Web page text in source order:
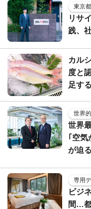
東京
リサ
践、
カル
度と
足す
世界
世界
｢空気
が迫る
専用
ビジ
間…